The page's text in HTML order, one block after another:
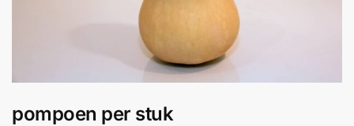
pompoen per stuk